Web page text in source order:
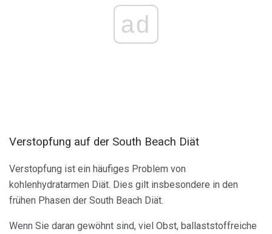
ad
Verstopfung auf der South Beach Diät
Verstopfung ist ein häufiges Problem von
kohlenhydratarmen Diät. Dies gilt insbesondere in den
frühen Phasen der South Beach Diät.
Wenn Sie daran gewöhnt sind, viel Obst, ballaststoffreiche